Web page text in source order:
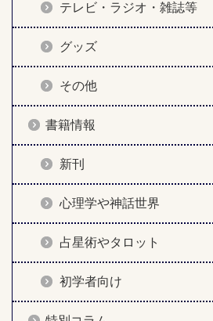
テレビ・ラジオ・雑誌等
グッズ
その他
書籍情報
新刊
心理学や神話世界
占星術やタロット
初学者向け